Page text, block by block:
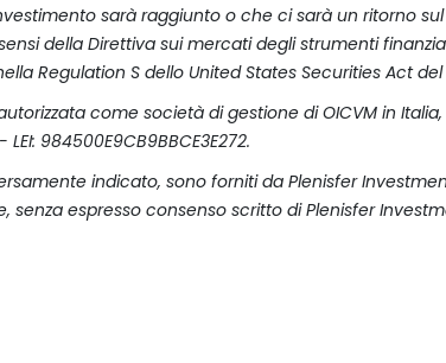
sarà raggiunto o che ci sarà un ritorno
della Direttiva sui mercati degli strumenti
Regulation S dello United States Securities Act
come società di gestione di OICVM in
984500E9CB9BBCE3E272.
indicato, sono forniti da Plenisfer
espresso consenso scritto di Plenisfer